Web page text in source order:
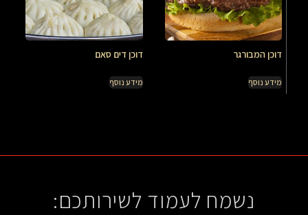
דוכן המבורגר
מידע נוסף
דוכן דים סאם
מידע נוסף
נשמח לעמוד לשירותכם: